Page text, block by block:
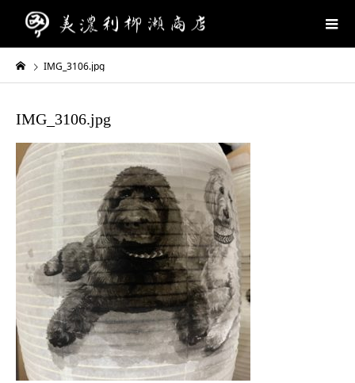
IMG_3106.jpg
IMG_3106.jpg